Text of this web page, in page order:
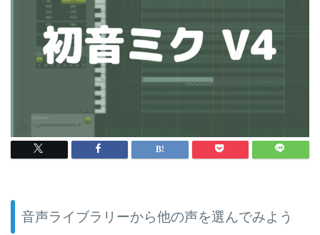
音声ライブラリーから他の声を選んでみよう